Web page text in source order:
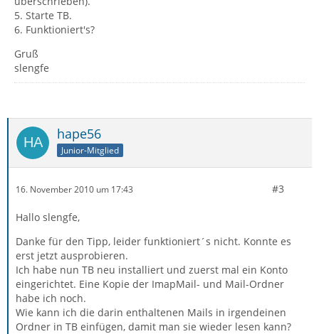
5. Starte TB.
6. Funktioniert's?
Gruß
slengfe
hape56
Junior-Mitglied
16. November 2010 um 17:43 #3
Hallo slengfe,
Danke für den Tipp, leider funktioniert´s nicht. Konnte es
erst jetzt ausprobieren.
Ich habe nun TB neu installiert und zuerst mal ein Konto
eingerichtet. Eine Kopie der ImapMail- und Mail-Ordner
habe ich noch.
Wie kann ich die darin enthaltenen Mails in irgendeinen
Ordner in TB einfügen, damit man sie wieder lesen kann?